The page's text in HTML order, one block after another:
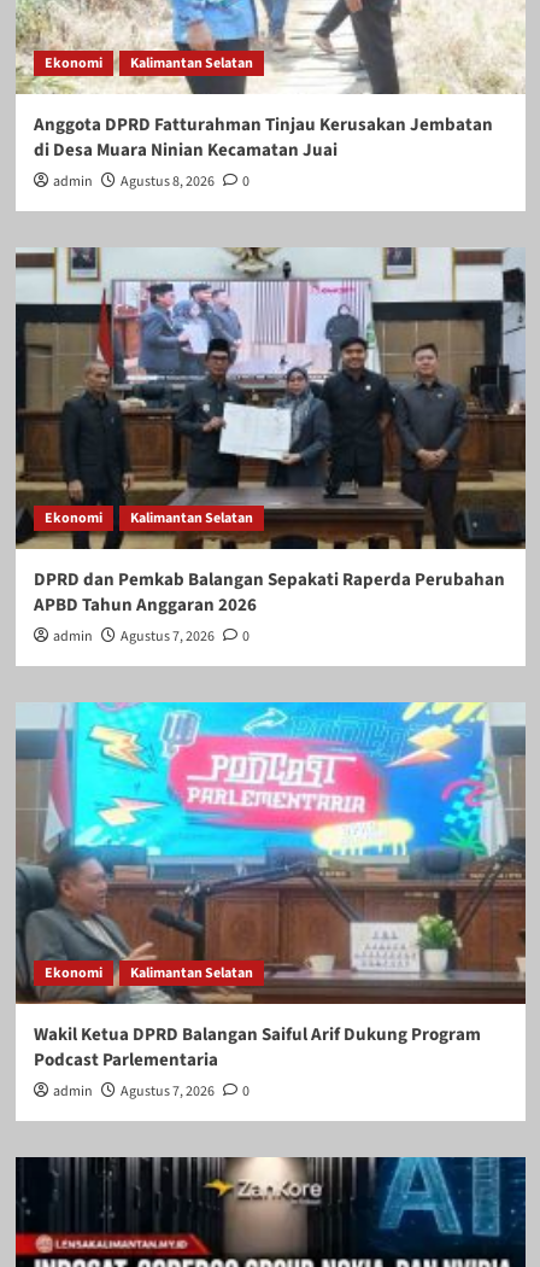
Ekonomi Kalimantan Selatan
Anggota DPRD Fatturahman Tinjau Kerusakan Jembatan
di Desa Muara Ninian Kecamatan Juai
admin Agustus 8, 2026 0
Ekonomi Kalimantan Selatan
DPRD dan Pemkab Balangan Sepakati Raperda Perubahan
APBD Tahun Anggaran 2026
admin Agustus 7, 2026 0
Ekonomi Kalimantan Selatan
Wakil Ketua DPRD Balangan Saiful Arif Dukung Program
Podcast Parlementaria
admin Agustus 7, 2026 0